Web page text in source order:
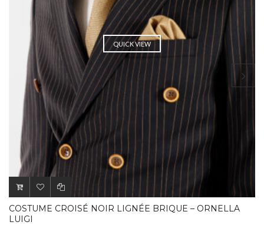
QUICK VIEW
COSTUME CROISÉ NOIR LIGNÉE BRIQUE – ORNELLA
LUIGI